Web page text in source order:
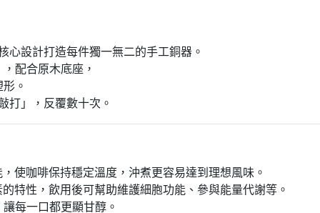
心設計打造每件獨一無二的手工銅器。
配合原木底座，
。
」，反覆數十次。
使咖啡保持穩定溫度，沖煮更容易達到理想風味。
特性，飲用後可幫助維護細胞功能、參與能量代謝等。
口都更顯甘醇。